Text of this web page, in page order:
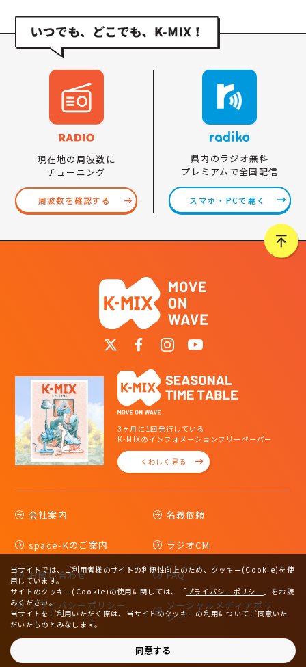
現在地の周波数に
チューニング
周波数を確認する
県内のラジオ無料
プレミアムで全国配信
スマホ・PCで聴く
3ヶ月に1回発行している
K-MIXのインフォメーションフリーペーパー
くわしく見る
会社案内 名義依頼
space-Kのご案内 ラジオCM
お問い合わせ FAQ
プライバシーポリシー
ソーシャルメディアポリ
シー
当サイトでは、ご利用者様のサイトの利便性向上のため、クッキー(Cookie)を使
用しています。
サイトのクッキー(Cookie)の使用に関しては、
「プライバシーポリシー 」をお読
みください。
当サイトをご利用いただく際は、当サイトのクッキーの利用についてご同意いた
だいたものとみなします。
同意する